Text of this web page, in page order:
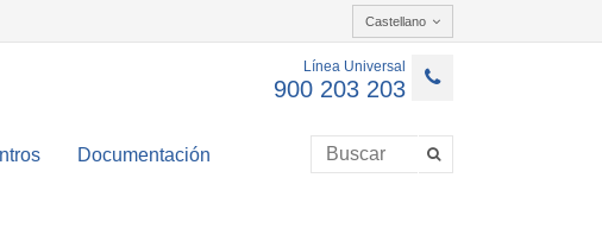
Castellano
Línea Universal
900 203 203
Documentación